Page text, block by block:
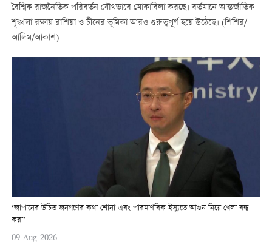
বৈশ্বিক রাজনৈতিক পরিবর্তন যৌথভাবে মোকাবিলা করছে। বর্তমানে আন্তর্জাতিক
শৃঙ্খলা রক্ষায় রাশিয়া ও চীনের ভূমিকা আরও গুরুত্বপূর্ণ হয়ে উঠেছে। (শিশির/
আলিম/আকাশ)
‘জাপানের উচিত জনগণের কথা শোনা এবং পারমাণবিক ইস্যুতে আগুন নিয়ে খেলা বন্ধ
করা’
09-Aug-2026